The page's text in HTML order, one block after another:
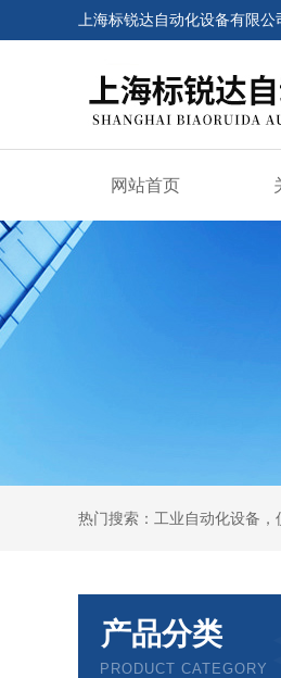
上海标锐达自动化设备有限公
网站首页
热门搜索：工业自动化设备
产品分类
PRODUCT CATEGORY